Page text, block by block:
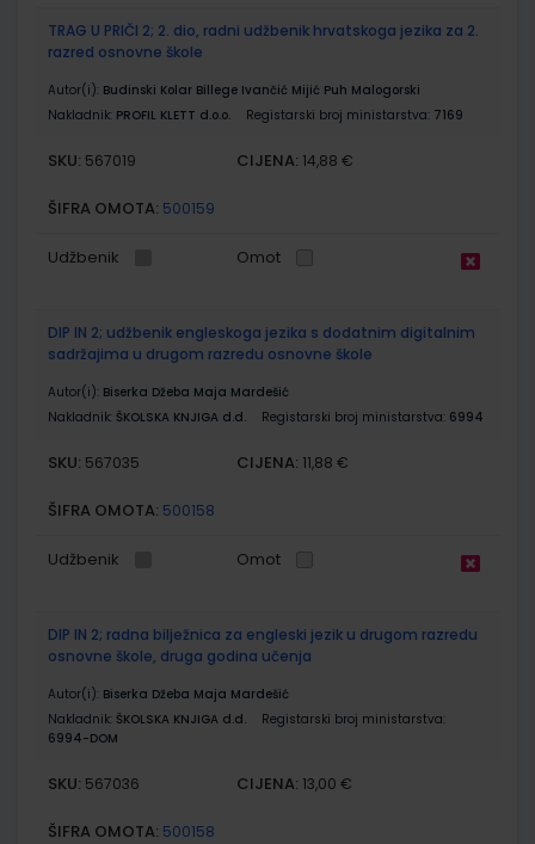
TRAG U PRIČI 2; 2. dio, radni udžbenik hrvatskoga jezika za 2.
razred osnovne škole
Autor(i): Budinski Kolar Billege Ivančić Mijić Puh Malogorski
Nakladnik: PROFIL KLETT d.o.o. Registarski broj ministarstva: 7169
SKU: 567019 CIJENA: 14,88 €
ŠIFRA OMOTA: 500159
Udžbenik Omot
DIP IN 2; udžbenik engleskoga jezika s dodatnim digitalnim
sadržajima u drugom razredu osnovne škole
Autor(i): Biserka Džeba Maja Mardešić
Nakladnik: ŠKOLSKA KNJIGA d.d. Registarski broj ministarstva: 6994
SKU: 567035 CIJENA: 11,88 €
ŠIFRA OMOTA: 500158
Udžbenik Omot
DIP IN 2; radna bilježnica za engleski jezik u drugom razredu
osnovne škole, druga godina učenja
Autor(i): Biserka Džeba Maja Mardešić
Nakladnik: ŠKOLSKA KNJIGA d.d.
Registarski broj ministarstva:
6994-DOM
SKU: 567036 CIJENA: 13,00 €
ŠIFRA OMOTA: 500158